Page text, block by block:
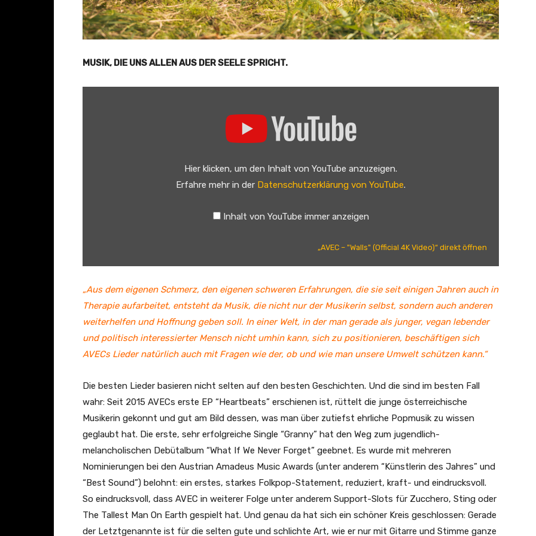
MUSIK, DIE UNS ALLEN AUS DER SEELE SPRICHT.
(
O
f
f
c
i
a
l
4
K
V
i
d
e
Hier klicken, um den Inhalt von YouTube anzuzeigen.
Erfahre mehr in der Datenschutzerklärung von YouTube.
Inhalt von YouTube immer anzeigen
„AVEC – "Walls" (Official 4K Video)“ direkt öffnen
„Aus dem eigenen Schmerz, den eigenen schweren Erfahrungen, die sie seit einigen Jahren auch in
Therapie aufarbeitet, entsteht da Musik, die nicht nur der Musikerin selbst, sondern auch anderen
weiterhelfen und Hoffnung geben soll. In einer Welt, in der man gerade als junger, vegan lebender
und politisch interessierter Mensch nicht umhin kann, sich zu positionieren, beschäftigen sich
AVECs Lieder natürlich auch mit Fragen wie der, ob und wie man unsere Umwelt schützen kann.“
Die besten Lieder basieren nicht selten auf den besten Geschichten. Und die sind im besten Fall
wahr: Seit 2015 AVECs erste EP “Heartbeats” erschienen ist, rüttelt die junge österreichische
Musikerin gekonnt und gut am Bild dessen, was man über zutiefst ehrliche Popmusik zu wissen
geglaubt hat. Die erste, sehr erfolgreiche Single “Granny” hat den Weg zum jugendlich-
melancholischen Debütalbum “What If We Never Forget” geebnet. Es wurde mit mehreren
Nominierungen bei den Austrian Amadeus Music Awards (unter anderem “Künstlerin des Jahres” und
“Best Sound”) belohnt: ein erstes, starkes Folkpop-Statement, reduziert, kraft- und eindrucksvoll.
So eindrucksvoll, dass AVEC in weiterer Folge unter anderem Support-Slots für Zucchero, Sting oder
The Tallest Man On Earth gespielt hat. Und genau da hat sich ein schöner Kreis geschlossen: Gerade
der Letztgenannte ist für die selten gute und schlichte Art, wie er nur mit Gitarre und Stimme ganze